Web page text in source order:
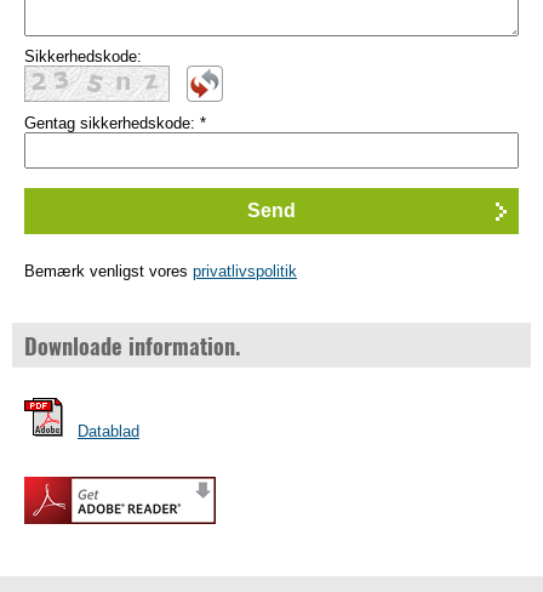
Sikkerhedskode:
Gentag sikkerhedskode: *
Bemærk venligst vores privatlivspolitik
Downloade information.
Datablad